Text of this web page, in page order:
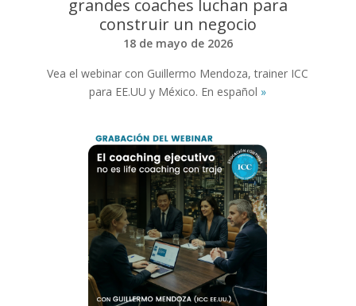
grandes coaches luchan para
construir un negocio
18 de mayo de 2026
Vea el webinar con Guillermo Mendoza, trainer ICC
para EE.UU y México. En español »